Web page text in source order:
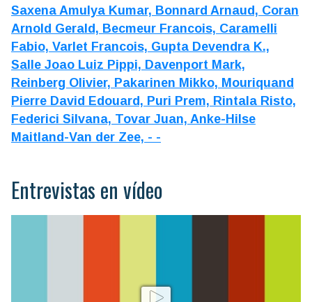
Saxena Amulya Kumar, Bonnard Arnaud, Coran
Arnold Gerald, Becmeur Francois, Caramelli
Fabio, Varlet Francois, Gupta Devendra K.,
Salle Joao Luiz Pippi, Davenport Mark,
Reinberg Olivier, Pakarinen Mikko, Mouriquand
Pierre David Edouard, Puri Prem, Rintala Risto,
Federici Silvana, Tovar Juan, Anke-Hilse
Maitland-Van der Zee, - -
Entrevistas en vídeo